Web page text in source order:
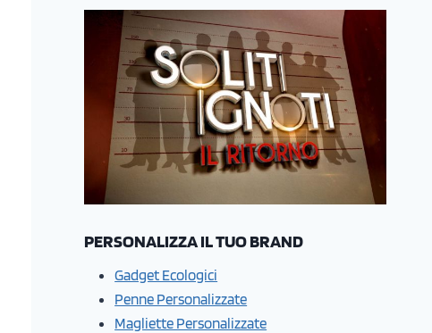
PERSONALIZZA IL TUO BRAND
Gadget Ecologici
Penne Personalizzate
Magliette Personalizzate